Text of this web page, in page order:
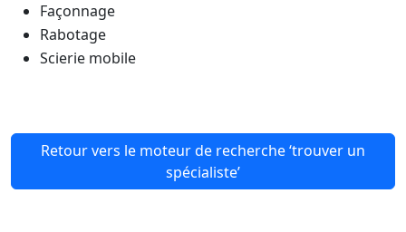
Façonnage
Rabotage
Scierie mobile
Retour vers le moteur de recherche ‘trouver un
spécialiste’